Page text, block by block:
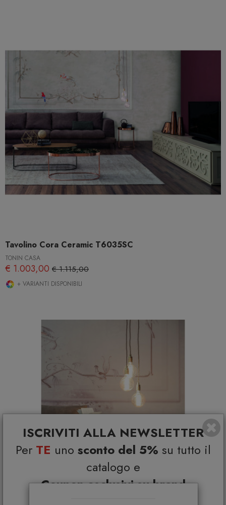
ISCRIVITI ALLA NEWSLETTER
Per TE uno sconto del 5% su tutto il
catalogo e
Coupon esclusivi su brand
Tavolino Cora Ceramic T6035SC
TONIN CASA
€ 1.003,00 € 1.115,00
+ VARIANTI DISPONIBILI